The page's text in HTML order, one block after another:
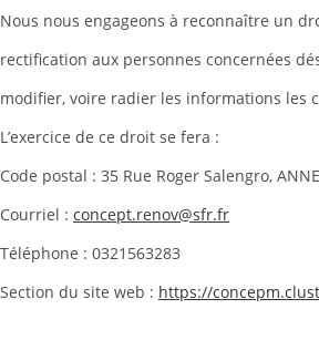
Nous nous engageons à reconnaître un
rectification aux personnes concernées
modifier, voire radier les informations les
L’exercice de ce droit se fera :
Code postal : 35 Rue Roger Salengro,
Courriel : concept.renov@sfr.fr
Téléphone : 0321563283
Section du site web : https://